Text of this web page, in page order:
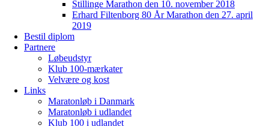
Stillinge Marathon den 10. november 2018
Erhard Filtenborg 80 År Marathon den 27. april
2019
Bestil diplom
Partnere
Løbeudstyr
Klub 100-mærkater
Velvære og kost
Links
Maratonløb i Danmark
Maratonløb i udlandet
Klub 100 i udlandet